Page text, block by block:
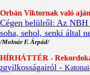
Orbán Viktornak való
Cégen belülről: Az NBH
soha, sehol, senki által
/Molnár F. Árpád/
HÍRHÁTTÉR -
-